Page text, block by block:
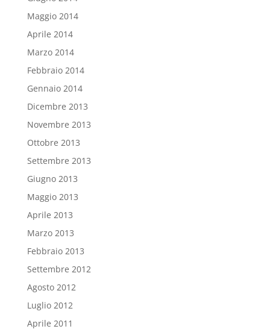
Maggio 2014
Aprile 2014
Marzo 2014
Febbraio 2014
Gennaio 2014
Dicembre 2013
Novembre 2013
Ottobre 2013
Settembre 2013
Giugno 2013
Maggio 2013
Aprile 2013
Marzo 2013
Febbraio 2013
Settembre 2012
Agosto 2012
Luglio 2012
Aprile 2011